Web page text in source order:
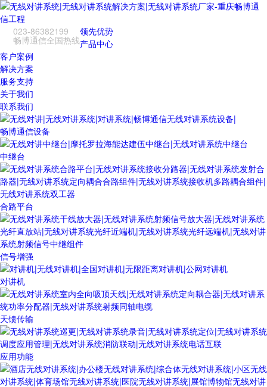
023-86382199
畅博通信全国热线
领先优势
产品中心
客户案例
解决方案
服务支持
关于我们
联系我们
畅博通信设备
中继台
合路平台
信号增强
对讲机
天馈传输
应用功能